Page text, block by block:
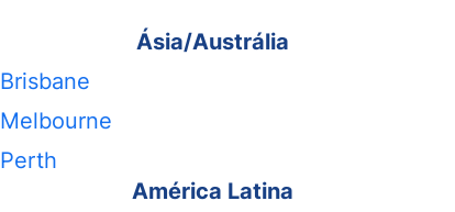
Ásia/Austrália
Brisbane
Melbourne
Perth
América Latina